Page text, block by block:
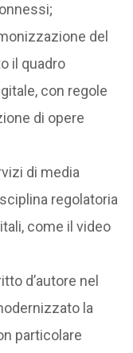
del
il quadro
con regole
di opere
di media
regolatoria
come il video
d’autore nel
la
particolare